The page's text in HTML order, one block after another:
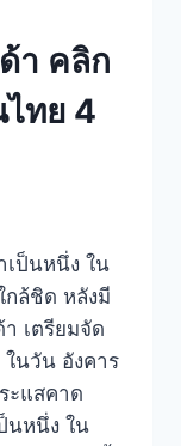
า คลิก
ทย 4
เป็นหนึ่ง ใน
กล้ชิด หลังมี
เตรียมจัด
นวัน อังคาร
ะแสคาด
นหนึ่ง ใน